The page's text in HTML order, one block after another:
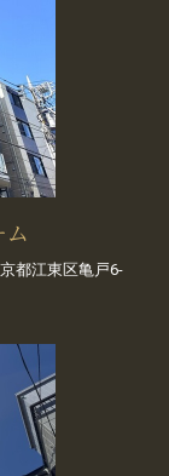
都江東区亀戸6-